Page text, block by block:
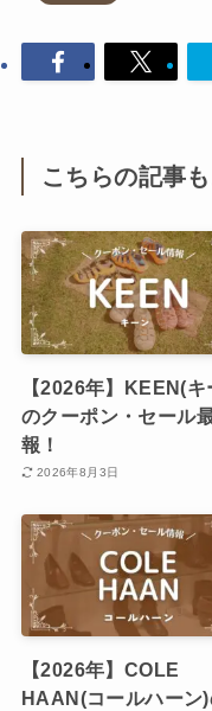
こちらの記事
【2026年】KEEN(キ
のクーポン・セール
報！
2026年8月3日
【2026年】COLE
HAAN(コールハーン)